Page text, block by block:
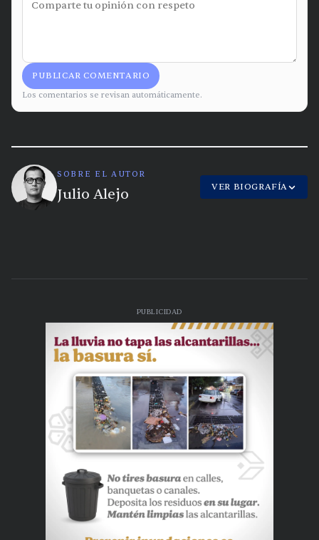
PUBLICAR COMENTARIO
Los comentarios se revisan automáticamente.
SOBRE EL AUTOR
Julio Alejo VER BIOGRAFÍA
PUBLICIDAD